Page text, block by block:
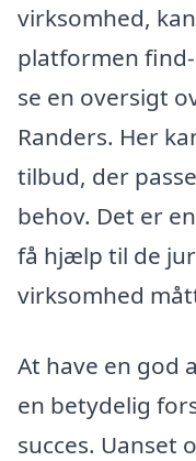
virksomhed,
platformen
se en oversigt
Randers. Her
tilbud, der
behov. Det er
få hjælp til de
virksomhed
At have en god
en betydelig
succes. Uanset